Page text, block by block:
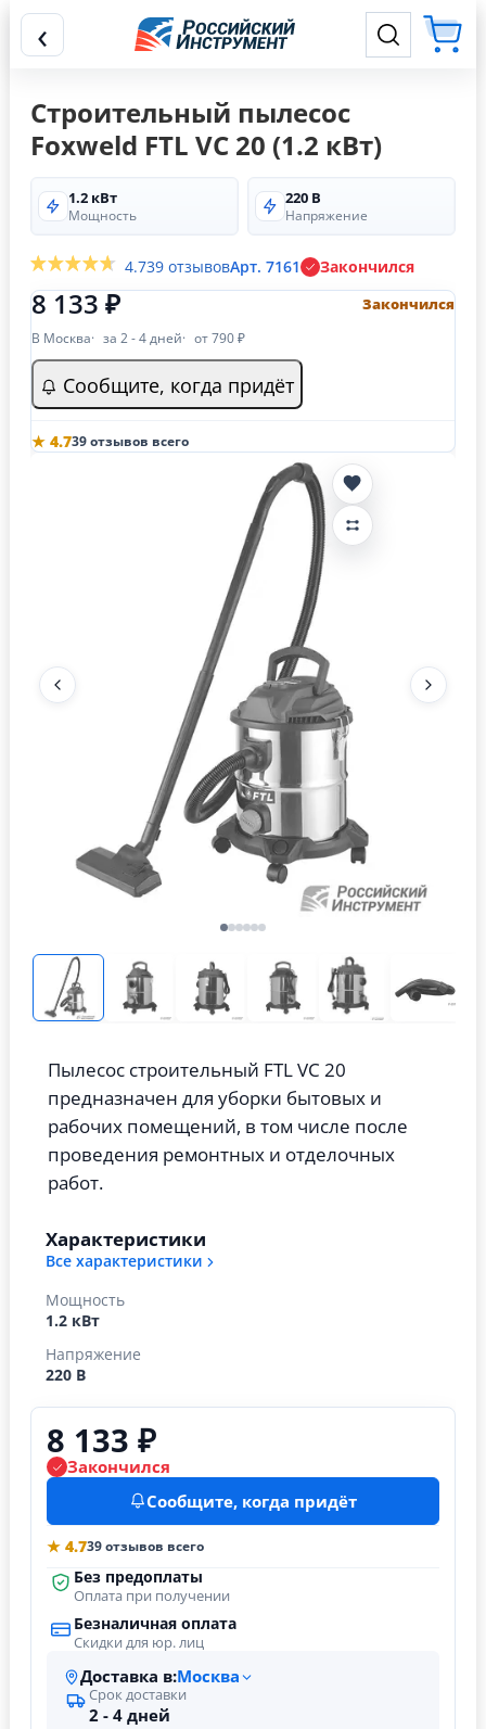
‹
Строительный пылесос
Foxweld FTL VC 20 (1.2 кВт)
1.2 кВт
Мощность
220 В
Напряжение
4.739 отзывовАрт. 7161 Закончился
8 133 ₽ Закончился
В Москва за 2 - 4 дней от 790 ₽
Сообщите, когда придёт
★ 4.739 отзывов всего
Пылесос строительный FTL VC 20
предназначен для уборки бытовых и
рабочих помещений, в том числе после
проведения ремонтных и отделочных
работ.
Характеристики
Все характеристики
Мощность
1.2 кВт
Напряжение
220 В
8 133 ₽
Закончился
Сообщите, когда придёт
★ 4.739 отзывов всего
Без предоплаты
Оплата при получении
Безналичная оплата
Скидки для юр. лиц
Доставка в:Москва
Срок доставки
2 - 4 дней